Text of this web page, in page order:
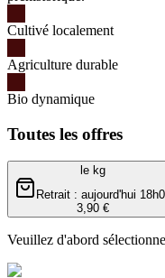
Cultivé localement
Agriculture durable
Bio dynamique
Toutes les offres
le kg
Retrait : aujourd'hui
3,90 €
Veuillez d'abord